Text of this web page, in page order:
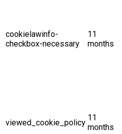
cookielawinfo-
checkbox-necessary
11
months
viewed_cookie_policy
11
months